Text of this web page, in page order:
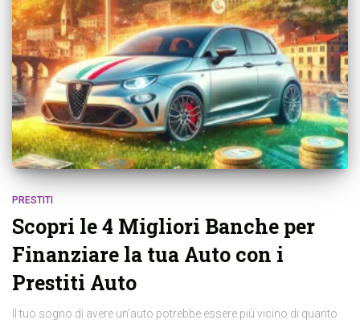
PRESTITI
Scopri le 4 Migliori Banche per
Finanziare la tua Auto con i
Prestiti Auto
Il tuo sogno di avere un’auto potrebbe essere più vicino di quanto